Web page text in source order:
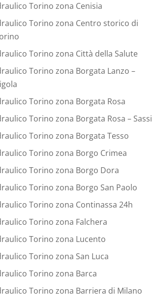
Torino zona Cenisia
Torino zona Centro storico di
Torino zona Città della Salute
Torino zona Borgata Lanzo –
Torino zona Borgata Rosa
Torino zona Borgata Rosa – Sassi
Torino zona Borgata Tesso
Torino zona Borgo Crimea
Torino zona Borgo Dora
Torino zona Borgo San Paolo
Torino zona Continassa 24h
Torino zona Falchera
Torino zona Lucento
Torino zona San Luca
Torino zona Barca
Torino zona Barriera di Milano